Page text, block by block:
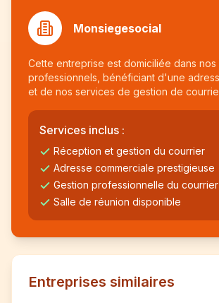
Monsiegesocial
Cette entreprise est domiciliée dans nos
professionnels, bénéficiant d'une
et de nos services de gestion de
Services inclus :
Réception et gestion du courrier
Adresse commerciale prestigieuse
Gestion professionnelle du courrier
Salle de réunion disponible
Entreprises similaires